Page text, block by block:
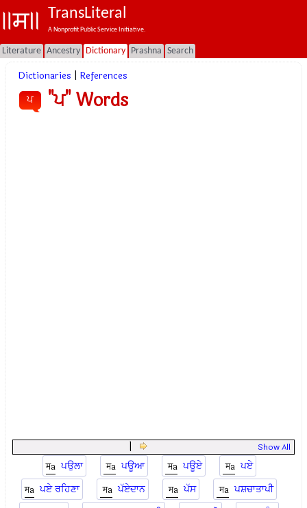
TransLiteral
A Nonprofit Public Service Initiative.
Literature Ancestry Dictionary Prashna Search
Dictionaries References
ਪ "ਪ" Words
Show All
ਪਉਲਾ ਪਊਆ ਪਊਏ
ਪਏ
ਪਏ ਰਹਿਣਾ
ਪੱਏਦਾਨ ਪੱਸ
ਪਸ਼ਚਾਤਾਪੀ